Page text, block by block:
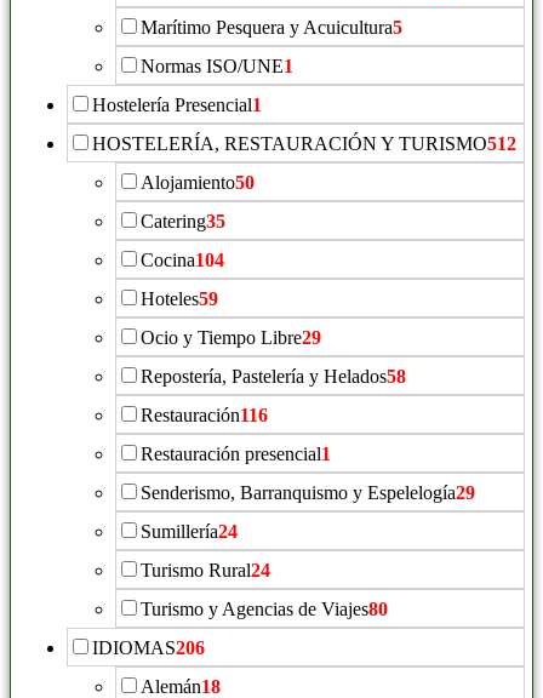
Marítimo Pesquera y Acuicultura5
Normas ISO/UNE1
Hostelería Presencial1
HOSTELERÍA, RESTAURACIÓN Y TURISMO512
Alojamiento50
Catering35
Cocina104
Hoteles59
Ocio y Tiempo Libre29
Repostería, Pastelería y Helados58
Restauración116
Restauración presencial1
Senderismo, Barranquismo y Espelelogía29
Sumillería24
Turismo Rural24
Turismo y Agencias de Viajes80
IDIOMAS206
Alemán18